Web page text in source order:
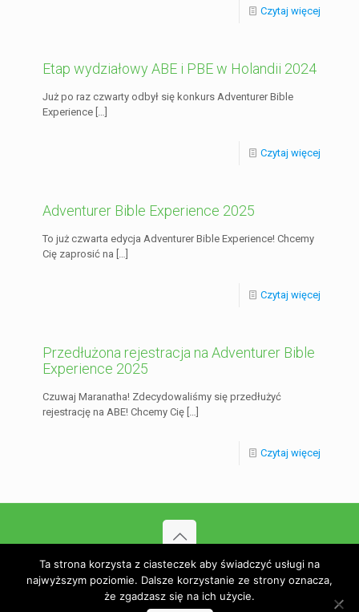
Czytaj więcej
Etap wydziałowy ABE i PBE w Holandii 2024
Już po raz czwarty odbył się konkurs Adventurer Bible
Experience […]
Czytaj więcej
Adventurer Bible Experience 2025
To już czwarta edycja Adventurer Bible Experience! Chcemy
Cię zaprosić na […]
Czytaj więcej
Przedłużona rejestracja na Adventurer Bible
Experience 2025
Czuwaj Maranatha! Zdecydowaliśmy się przedłużyć
rejestrację na ABE! Chcemy Cię […]
Czytaj więcej
© 2023 Związek Harcerstwa Adwentystycznego. Wdrożenie
Go3.pl
Polityka prywatności
Ta strona korzysta z ciasteczek aby świadczyć usługi na
najwyższym poziomie. Dalsze korzystanie ze strony oznacza,
że zgadzasz się na ich użycie.